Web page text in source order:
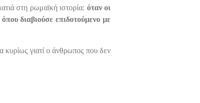
στη ρωμαϊκή ιστορία: όταν οι
διαβιούσε επιδοτούμενο με
γιατί ο άνθρωπος που δεν